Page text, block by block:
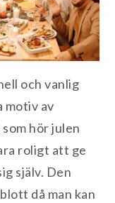
och vanlig
motiv av
hör julen
roligt att ge
själv. Den
då man kan